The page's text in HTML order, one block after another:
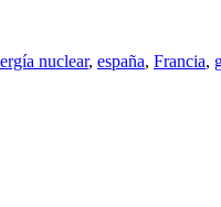
nuclear, españa, Francia,